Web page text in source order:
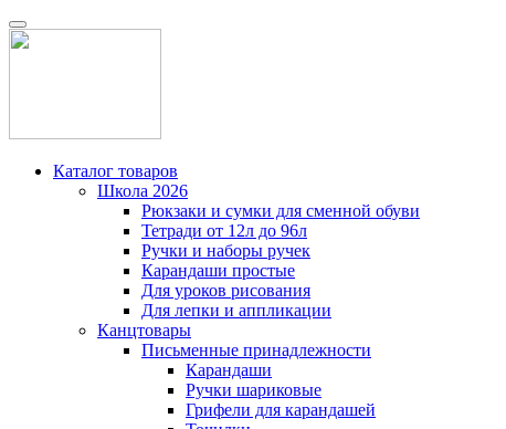
Каталог товаров
Школа 2026
Рюкзаки и сумки для сменной обуви
Тетради от 12л до 96л
Ручки и наборы ручек
Карандаши простые
Для уроков рисования
Для лепки и аппликации
Канцтовары
Письменные принадлежности
Карандаши
Ручки шариковые
Грифели для карандашей